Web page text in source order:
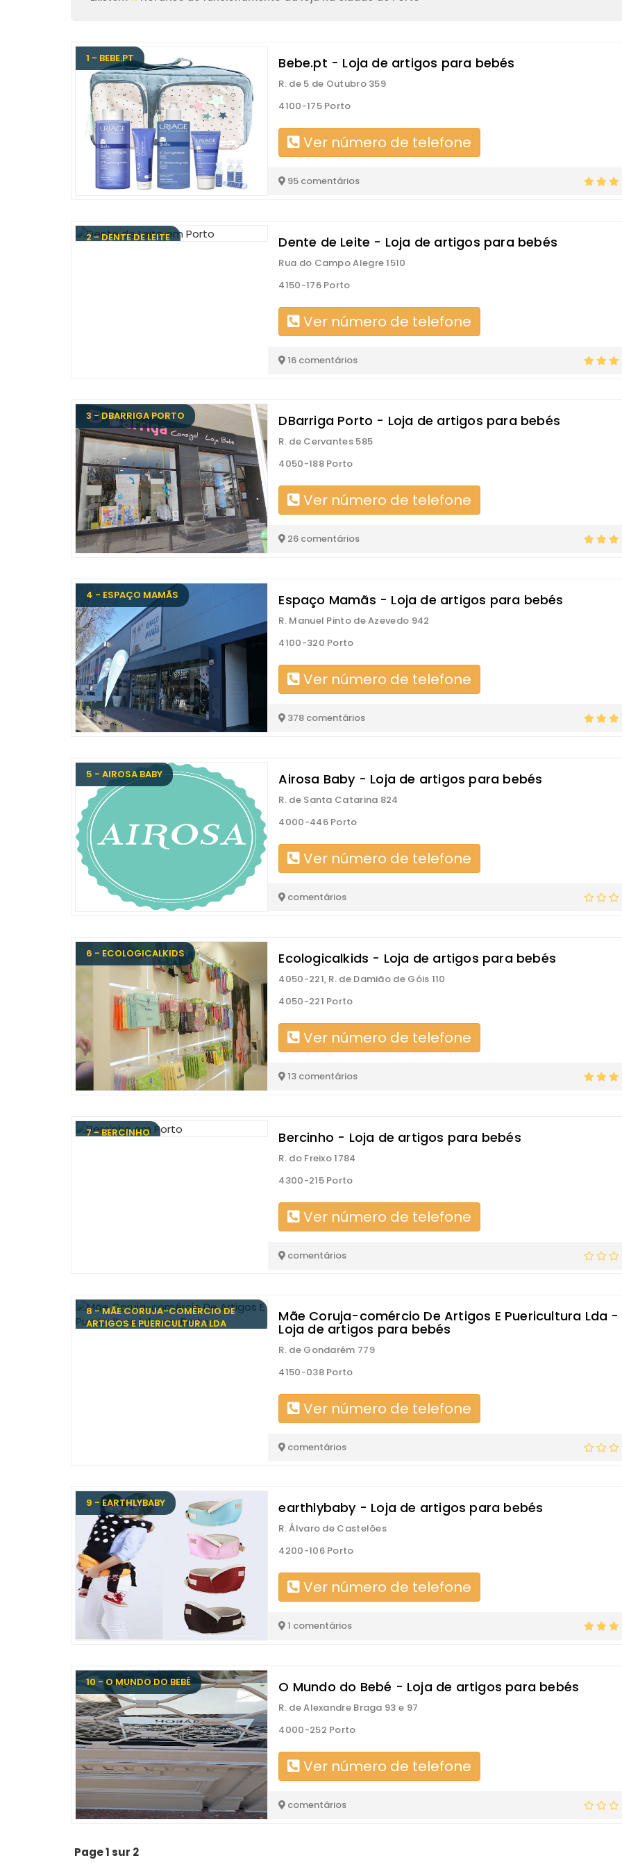
1 - BEBE.PT Bebe.pt - Loja de artigos para bebés
R. de 5 de Outubro 359
4100-175 Porto
Ver número de telefone
95 comentários
2 - DENTE DE LEITE Dente de Leite - Loja de artigos para bebés
Rua do Campo Alegre 1510
4150-176 Porto
Ver número de telefone
16 comentários
3 - DBARRIGA PORTO DBarriga Porto - Loja de artigos para bebés
R. de Cervantes 585
4050-188 Porto
Ver número de telefone
26 comentários
4 - ESPAÇO MAMÃS Espaço Mamãs - Loja de artigos para bebés
R. Manuel Pinto de Azevedo 942
4100-320 Porto
Ver número de telefone
378 comentários
5 - AIROSA BABY Airosa Baby - Loja de artigos para bebés
R. de Santa Catarina 824
4000-446 Porto
Ver número de telefone
comentários
6 - ECOLOGICALKIDS Ecologicalkids - Loja de artigos para bebés
4050-221, R. de Damião de Góis 110
4050-221 Porto
Ver número de telefone
13 comentários
7 - BERCINHO Bercinho - Loja de artigos para bebés
R. do Freixo 1784
4300-215 Porto
Ver número de telefone
comentários
8 - MÃE CORUJA-COMÉRCIO DE
ARTIGOS E PUERICULTURA LDA
Mãe Coruja-comércio De Artigos E Puericultura Lda -
Loja de artigos para bebés
R. de Gondarém 779
4150-038 Porto
Ver número de telefone
comentários
9 - EARTHLYBABY earthlybaby - Loja de artigos para bebés
R. Álvaro de Castelões
4200-106 Porto
Ver número de telefone
1 comentários
10 - O MUNDO DO BEBÉ O Mundo do Bebé - Loja de artigos para bebés
R. de Alexandre Braga 93 e 97
4000-252 Porto
Ver número de telefone
comentários
Page 1 sur 2